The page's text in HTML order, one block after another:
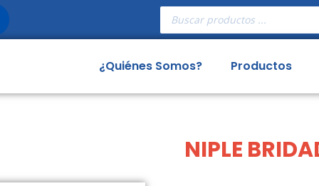
Búsqueda
de
productos
¿Quiénes Somos? Productos
NIPLE